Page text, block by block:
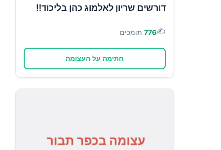
דורשים שריון לאלמוג כהן בליכוד‼️
✍️
776 תומכים
חתימה על העצומה